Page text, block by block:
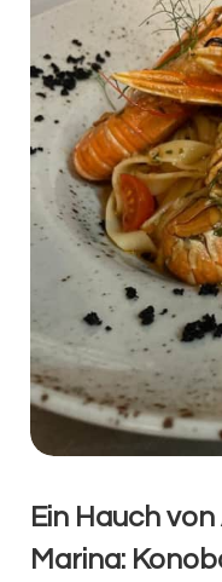
Ein Hauch
Marina: